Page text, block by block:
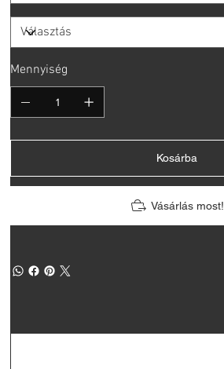
Mennyiség
Kosárba
Vásárlás most!